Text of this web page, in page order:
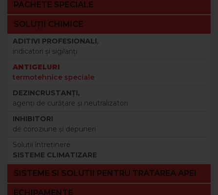
PACHETE SPECIALE
SOLUȚII CHIMICE
ADITIVI PROFESIONALI,
indicatori şi sigilanţi
ANTIGELURI
termotehnice speciale
DEZINCRUSTANŢI,
agenţi de curăţare şi neutralizatori
INHIBITORI
de coroziune şi depuneri
Soluţii întreţinere
SISTEME CLIMATIZARE
SISTEME SI SOLUTII PENTRU TRATAREA APEI
ECHIPAMENTE